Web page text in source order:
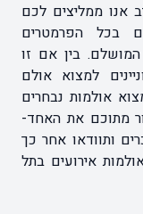
אנו ממליצים לכם
בכל הפרמטרים
בין אם זו
למצוא אולם
אולמות נבחרים
מתוכם את האחד-
ותוודאו אחר כך
אירועים בתל